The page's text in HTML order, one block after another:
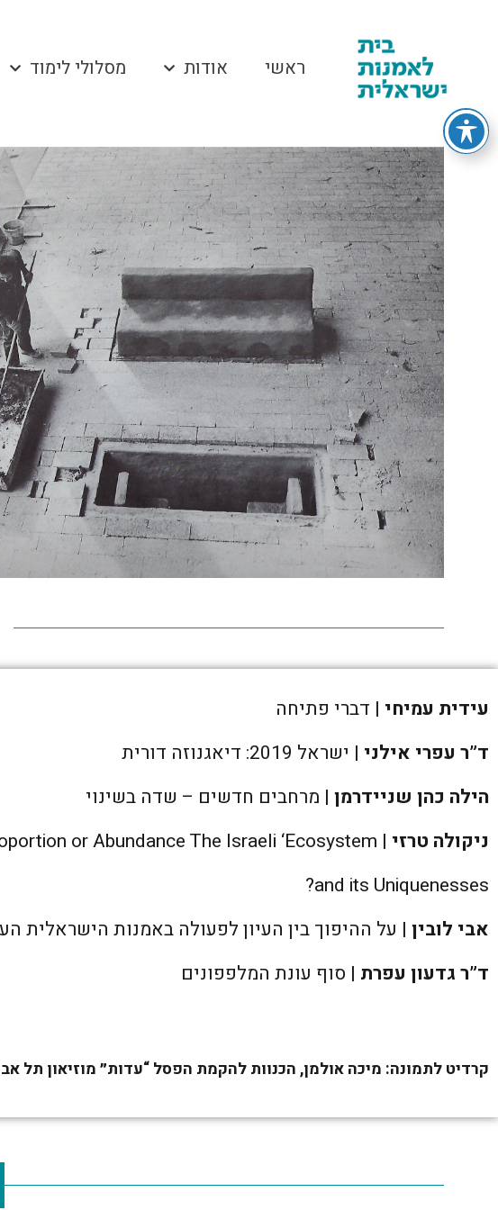
ראשי אודות מסלולי לימוד
עידית עמיחי | דברי פתיחה
ד”ר עפרי אילני | ישראל 2019: דיאגנוזה דורית
הילה כהן שניידרמן | מרחבים חדשים – שדה בשינוי
ניקולה טרזי | Disproportion or Abundance The Israeli ‘Ecosystem’
and its Uniquenesses?
אבי לובין | על ההיפוך בין העיון לפעולה באמנות הישראלית
ד”ר גדעון עפרת | סוף עונת המלפפונים
קרדיט לתמונה: מיכה אולמן, הכנוות להקמת הפסל “עדות״ מוזיאון תל אביב,